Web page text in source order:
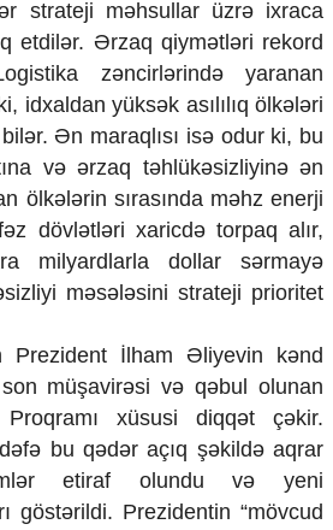
strateji məhsullar üzrə ixraca
etdilər. Ərzaq qiymətləri rekord
zəncirlərində yaranan
idxaldan yüksək asılılıq ölkələri
Ən maraqlısı isə odur ki, bu
və ərzaq təhlükəsizliyinə ən
ölkələrin sırasında məhz enerji
dövlətləri xaricdə torpaq alır,
milyardlarla dollar sərmayə
məsələsini strateji prioritet
Prezident İlham Əliyevin kənd
müşavirəsi və qəbul olunan
xüsusi diqqət çəkir.
bu qədər açıq şəkildə aqrar
etiraf olundu və yeni
göstərildi. Prezidentin “mövcud